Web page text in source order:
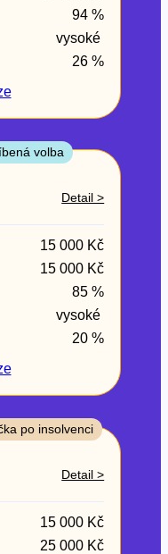
94 %
vysoké
26 %
volba
Detail >
15 000 Kč
15 000 Kč
85 %
vysoké
20 %
po insolvenci
Detail >
15 000 Kč
25 000 Kč